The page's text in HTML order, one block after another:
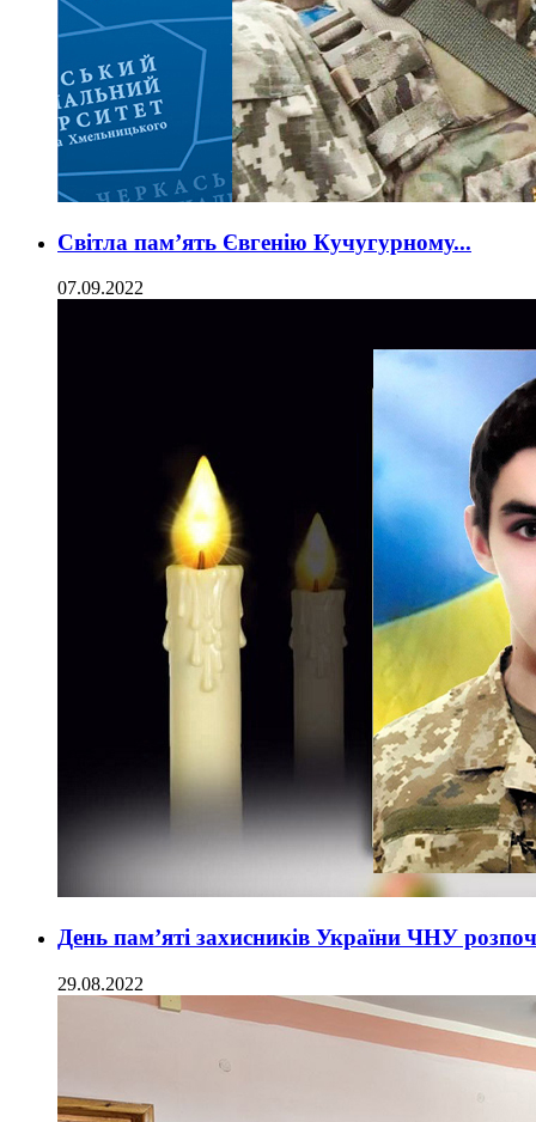
Світла пам’ять Євгенію Кучугурному...
07.09.2022
День пам’яті захисників України ЧНУ
29.08.2022